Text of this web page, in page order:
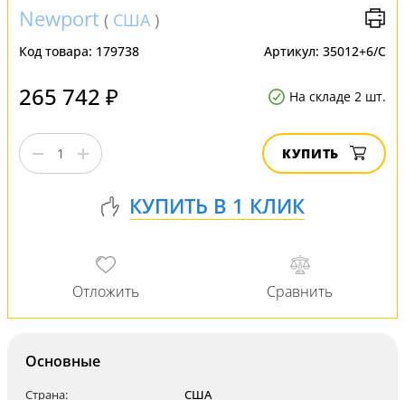
Newport ( США )
Код товара: 179738 Артикул: 35012+6/С
265 742 ₽ На складе 2 шт.
КУПИТЬ
Основные
Страна:
США